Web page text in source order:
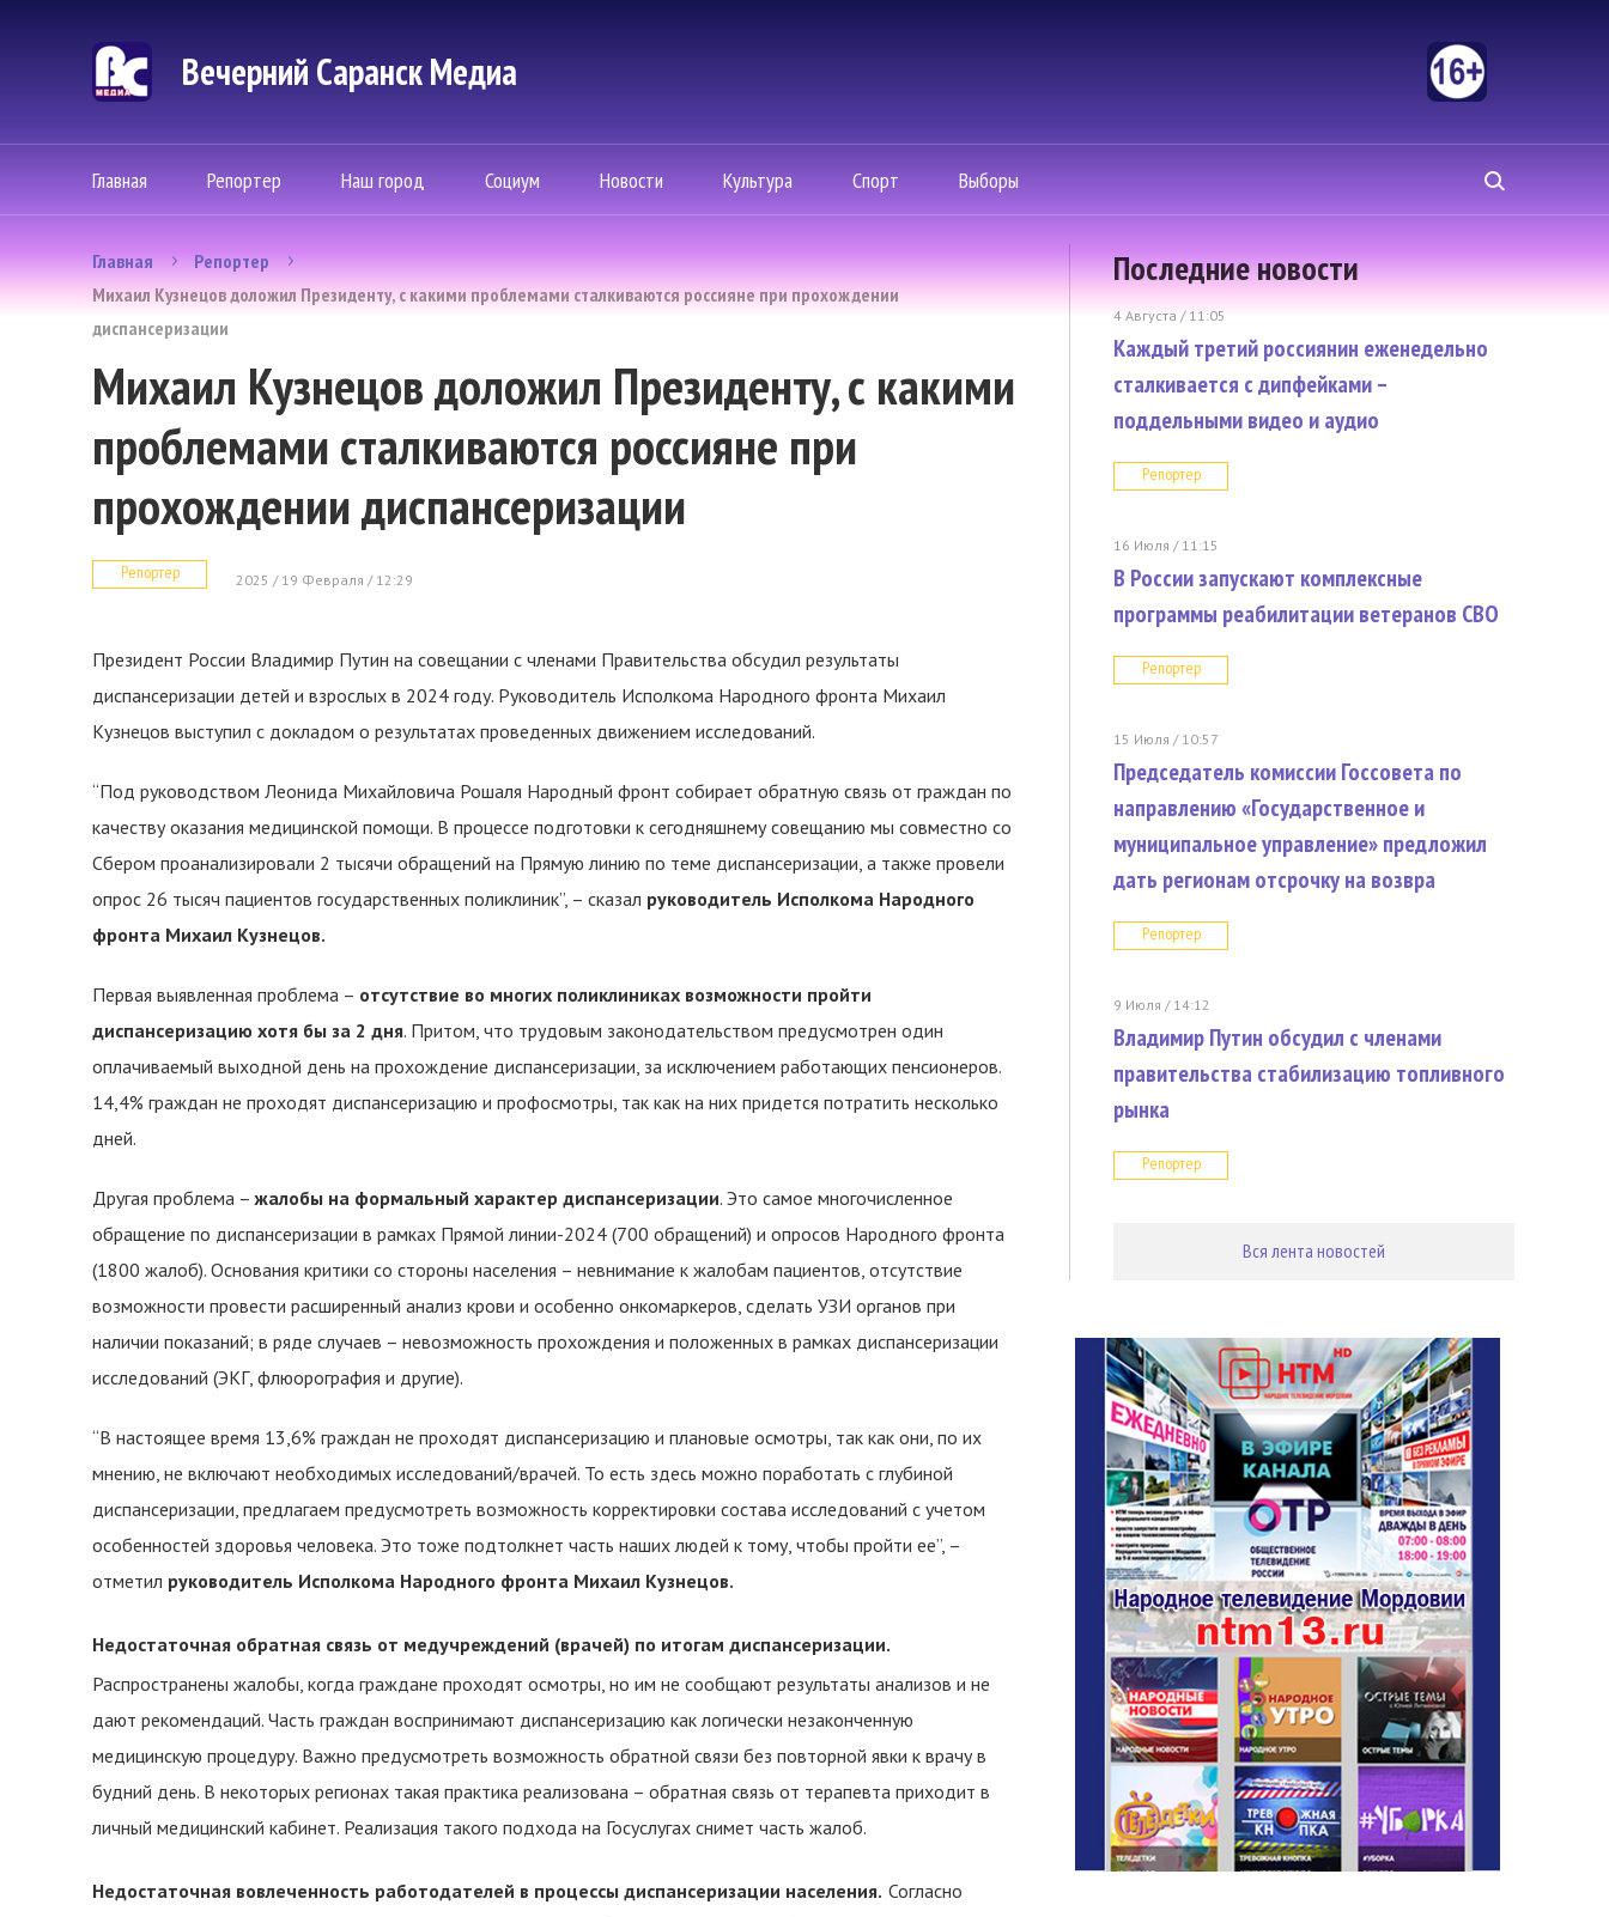
Вечерний Саранск Mедиа
Главная Репортер Наш город Социум Новости Культура Спорт Выборы
Главная
Репортер
Михаил Кузнецов доложил Президенту, с какими проблемами сталкиваются россияне при прохождении
диспансеризации
Михаил Кузнецов доложил Президенту, с какими
проблемами сталкиваются россияне при
прохождении диспансеризации
Репортер 2025 / 19 Февраля / 12:29
Президент России Владимир Путин на совещании с членами Правительства обсудил результаты
диспансеризации детей и взрослых в 2024 году. Руководитель Исполкома Народного фронта Михаил
Кузнецов выступил с докладом о результатах проведенных движением исследований.
“Под руководством Леонида Михайловича Рошаля Народный фронт собирает обратную связь от граждан по
качеству оказания медицинской помощи. В процессе подготовки к сегодняшнему совещанию мы совместно со
Сбером проанализировали 2 тысячи обращений на Прямую линию по теме диспансеризации, а также провели
опрос 26 тысяч пациентов государственных поликлиник”, – сказал руководитель Исполкома Народного
фронта Михаил Кузнецов.
Первая выявленная проблема – отсутствие во многих поликлиниках возможности пройти
диспансеризацию хотя бы за 2 дня. Притом, что трудовым законодательством предусмотрен один
оплачиваемый выходной день на прохождение диспансеризации, за исключением работающих пенсионеров.
14,4% граждан не проходят диспансеризацию и профосмотры, так как на них придется потратить несколько
дней.
Другая проблема –жалобы на формальный характер диспансеризации. Это самое многочисленное
обращение по диспансеризации в рамках Прямой линии-2024 (700 обращений) и опросов Народного фронта
(1800 жалоб). Основания критики со стороны населения – невнимание к жалобам пациентов, отсутствие
возможности провести расширенный анализ крови и особенно онкомаркеров, сделать УЗИ органов при
наличии показаний; в ряде случаев – невозможность прохождения и положенных в рамках диспансеризации
исследований (ЭКГ, флюорография и другие).
“В настоящее время 13,6% граждан не проходят диспансеризацию и плановые осмотры, так как они, по их
мнению, не включают необходимых исследований/врачей. То есть здесь можно поработать с глубиной
диспансеризации, предлагаем предусмотреть возможность корректировки состава исследований с учетом
особенностей здоровья человека. Это тоже подтолкнет часть наших людей к тому, чтобы пройти ее”, –
отметил руководитель Исполкома Народного фронта Михаил Кузнецов.
Недостаточная обратная связь от медучреждений (врачей) по итогам диспансеризации.
Распространены жалобы, когда граждане проходят осмотры, но им не сообщают результаты анализов и не
дают рекомендаций. Часть граждан воспринимают диспансеризацию как логически незаконченную
медицинскую процедуру. Важно предусмотреть возможность обратной связи без повторной явки к врачу в
будний день. В некоторых регионах такая практика реализована – обратная связь от терапевта приходит в
личный медицинский кабинет. Реализация такого подхода на Госуслугах снимет часть жалоб.
Недостаточная вовлеченность работодателей в процессы диспансеризации населения. Согласно
Последние новости
4 Августа / 11:05
Каждый третий россиянин еженедельно
сталкивается с дипфейками –
поддельными видео и аудио
Репортер
16 Июля / 11:15
В России запускают комплексные
программы реабилитации ветеранов СВО
Репортер
15 Июля / 10:57
Председатель комиссии Госсовета по
направлению «Государственное и
муниципальное управление» предложил
дать регионам отсрочку на возвра
Репортер
9 Июля / 14:12
Владимир Путин обсудил с членами
правительства стабилизацию топливного
рынка
Репортер
Вся лента новостей